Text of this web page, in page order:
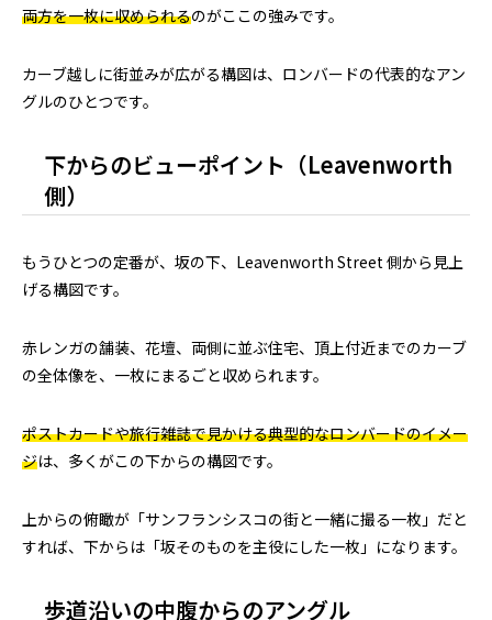
両方を一枚に収められるのがここの強みです。
カーブ越しに街並みが広がる構図は、ロンバードの代表的なアン
グルのひとつです。
下からのビューポイント（Leavenworth
側）
もうひとつの定番が、坂の下、Leavenworth Street 側から見上
げる構図です。
赤レンガの舗装、花壇、両側に並ぶ住宅、頂上付近までのカーブ
の全体像を、一枚にまるごと収められます。
ポストカードや旅行雑誌で見かける典型的なロンバードのイメー
ジは、多くがこの下からの構図です。
上からの俯瞰が「サンフランシスコの街と一緒に撮る一枚」だと
すれば、下からは「坂そのものを主役にした一枚」になります。
歩道沿いの中腹からのアングル